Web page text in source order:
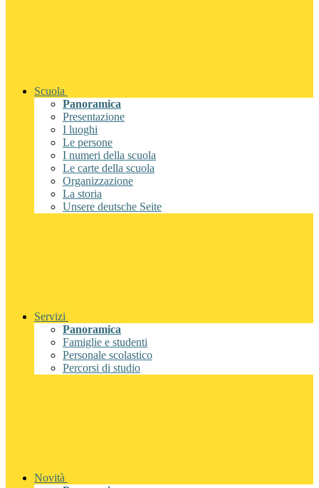
Scuola
Panoramica
Presentazione
I luoghi
Le persone
I numeri della scuola
Le carte della scuola
Organizzazione
La storia
Unsere deutsche Seite
Servizi
Panoramica
Famiglie e studenti
Personale scolastico
Percorsi di studio
Novità